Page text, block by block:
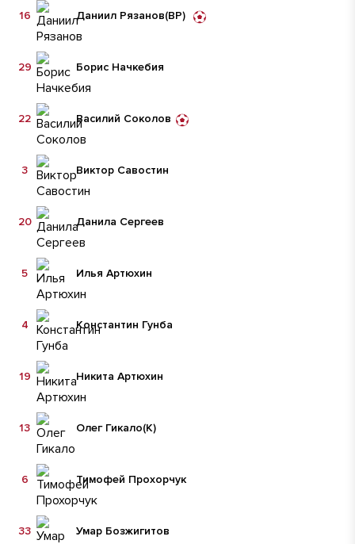
Даниил Рязанов(ВР)
16
Борис Начкебия
29
Василий Соколов
22
Виктор Савостин
3
Данила Сергеев
20
Илья Артюхин
5
Константин Гунба
4
Никита Артюхин
19
Олег Гикало(К)
13
Тимофей Прохорчук
6
Умар Бозжигитов
33